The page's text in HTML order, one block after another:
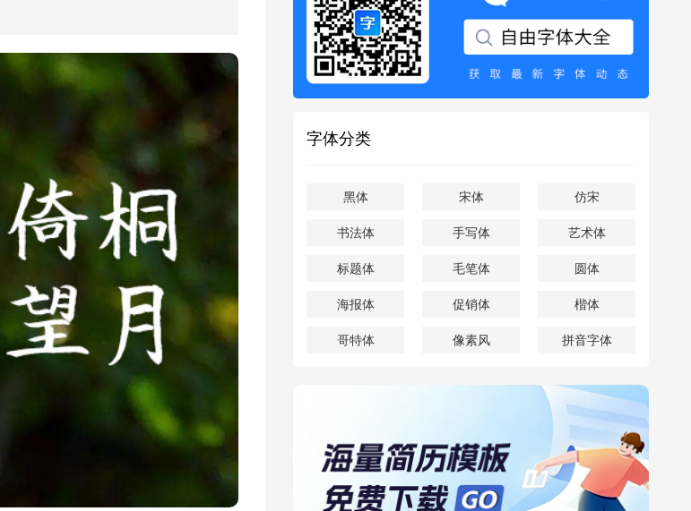
字体分类
黑体 宋体 仿宋
书法体 手写体 艺术体
标题体 毛笔体 圆体
海报体 促销体 楷体
哥特体 像素风 拼音字体